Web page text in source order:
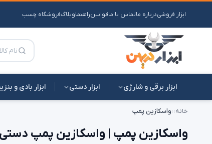
ابزار فروشیدرباره ماتماس با ماقوانینراهنماوبلاگفروشگاه چسب
ابزار برقی و شارژی ابزار دستی ابزار بادی و
خانه›
›واسکازین پمپ
واسکازین پمپ | واسکازین پمپ